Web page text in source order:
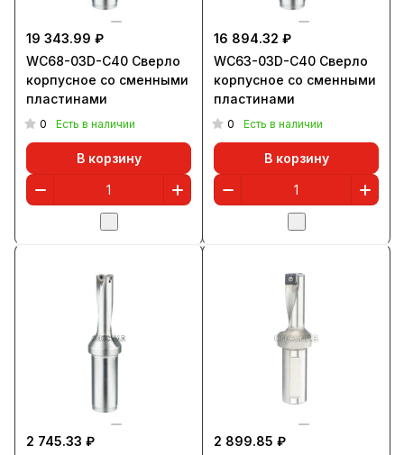
19 343.99 ₽
WC68-03D-C40 Сверло
корпусное со сменными
пластинами
0 Есть в наличии
В корзину
16 894.32 ₽
WC63-03D-C40 Сверло
корпусное со сменными
пластинами
0 Есть в наличии
В корзину
2 745.33 ₽
2 899.85 ₽